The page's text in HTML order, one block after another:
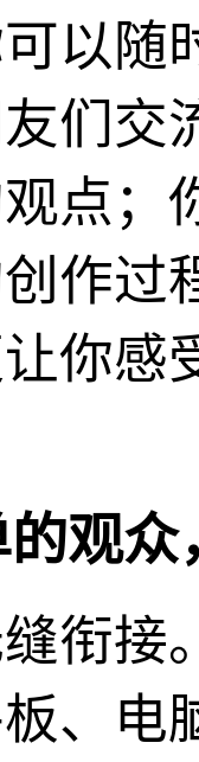
以随
们交
点；
作过
你感
观
衔接
电